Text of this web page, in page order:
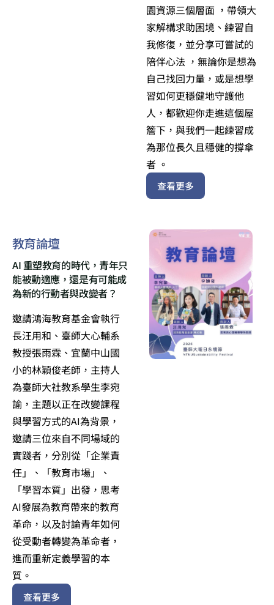
園資源三個層面 ，帶領大
家解構求助困境、練習自
我修復，並分享可嘗試的
陪伴心法 ，無論你是想為
自己找回力量，或是想學
習如何更穩健地守護他
人，都歡迎你走進這個屋
簷下，與我們一起練習成
為那位長久且穩健的撐傘
者 。
查看更多
教育論壇
AI 重塑教育的時代，青年只
能被動適應，還是有可能成
為新的行動者與改變者？
邀請鴻海教育基金會執行
長汪用和、臺師大心輔系
教授張雨霖、宜蘭中山國
小的林穎俊老師，主持人
為臺師大社教系學生李宛
諭，主題以正在改變課程
與學習方式的AI為背景，
邀請三位來自不同場域的
實踐者，分別從「企業責
任」、「教育市場」、
「學習本質」出發，思考
AI發展為教育帶來的教育
革命，以及討論青年如何
從受動者轉變為革命者，
進而重新定義學習的本
質。
查看更多